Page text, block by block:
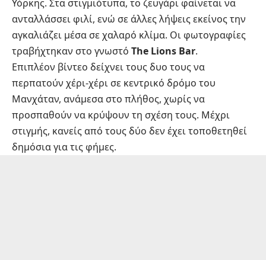
Υόρκης. Στα στιγμιότυπα, το ζευγάρι φαίνεται να
ανταλλάσσει φιλί, ενώ σε άλλες λήψεις εκείνος την
αγκαλιάζει μέσα σε χαλαρό κλίμα. Οι φωτογραφίες
τραβήχτηκαν στο γνωστό The Lions Bar.
Επιπλέον βίντεο δείχνει τους δυο τους να
περπατούν χέρι-χέρι σε κεντρικό δρόμο του
Μανχάταν, ανάμεσα στο πλήθος, χωρίς να
προσπαθούν να κρύψουν τη σχέση τους. Μέχρι
στιγμής, κανείς από τους δύο δεν έχει τοποθετηθεί
δημόσια για τις φήμες.